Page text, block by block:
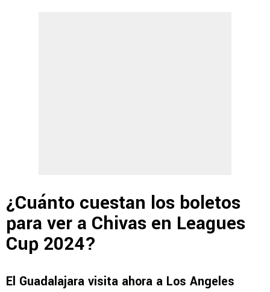
¿Cuánto cuestan los boletos
para ver a Chivas en Leagues
Cup 2024?
El Guadalajara visita ahora a Los Angeles